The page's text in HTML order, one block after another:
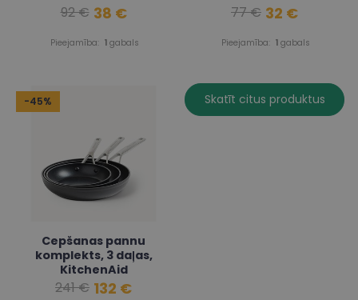
Pieejamība: 1 gabals
92 € 38 €
Pieejamība: 1 gabals
77 € 32 €
-45%
Cepšanas pannu
komplekts, 3 daļas,
KitchenAid
(KitchenAid)
241 € 132 €
Skatīt citus produktus